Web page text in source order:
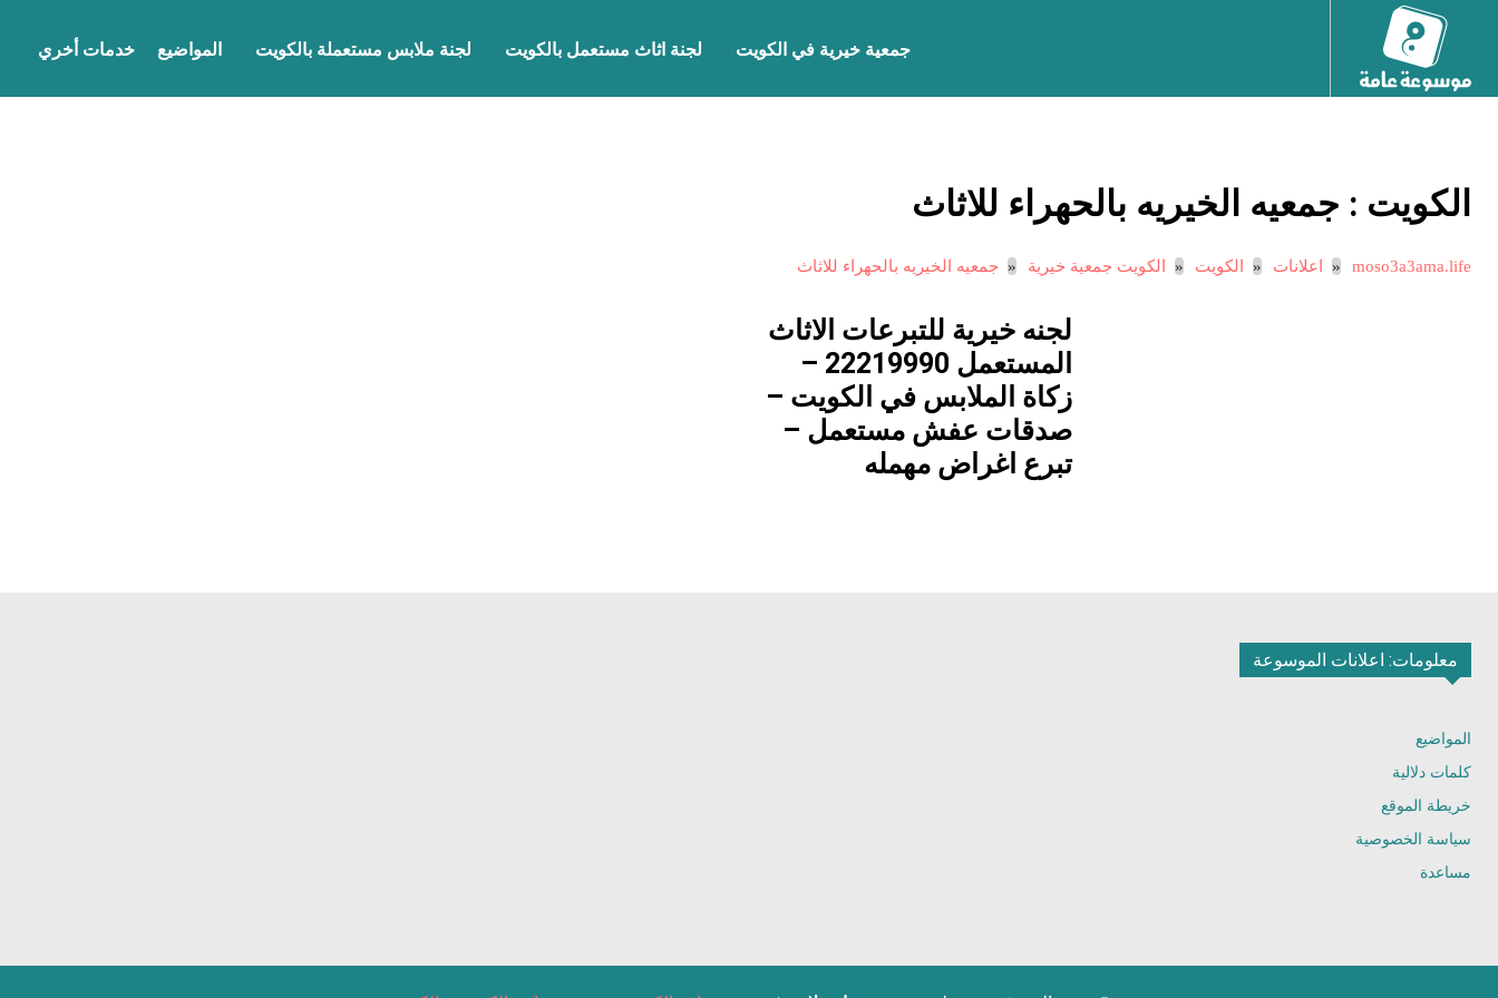
جمعية خيرية في الكويت لجنة اثاث مستعمل بالكويت لجنة ملابس مستعملة بالكويت المواضيع خدمات أخري
الكويت : جمعيه الخيريه بالحهراء للاثاث
moso3a3ama.life اعلانات الكويت الكويت جمعية خيرية جمعيه الخيريه بالحهراء للاثاث
لجنه خيرية للتبرعات الاثاث
المستعمل 22219990 –
زكاة الملابس في الكويت –
صدقات عفش مستعمل –
تبرع اغراض مهمله
معلومات: اعلانات الموسوعة
المواضيع
كلمات دلالية
خريطة الموقع
سياسة الخصوصية
مساعدة